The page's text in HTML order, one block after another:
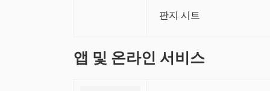
판지 시트
앱 및 온라인 서비스